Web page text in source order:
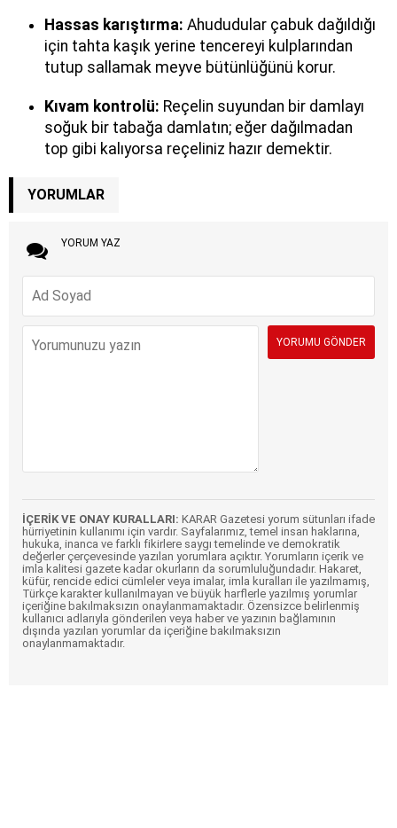
Hassas karıştırma: Ahududular çabuk dağıldığı
için tahta kaşık yerine tencereyi kulplarından
tutup sallamak meyve bütünlüğünü korur.
Kıvam kontrolü: Reçelin suyundan bir damlayı
soğuk bir tabağa damlatın; eğer dağılmadan
top gibi kalıyorsa reçeliniz hazır demektir.
YORUMLAR
YORUM YAZ
İÇERİK VE ONAY KURALLARI: KARAR Gazetesi yorum sütunları ifade
hürriyetinin kullanımı için vardır. Sayfalarımız, temel insan haklarına,
hukuka, inanca ve farklı fikirlere saygı temelinde ve demokratik
değerler çerçevesinde yazılan yorumlara açıktır. Yorumların içerik ve
imla kalitesi gazete kadar okurların da sorumluluğundadır. Hakaret,
küfür, rencide edici cümleler veya imalar, imla kuralları ile yazılmamış,
Türkçe karakter kullanılmayan ve büyük harflerle yazılmış yorumlar
içeriğine bakılmaksızın onaylanmamaktadır. Özensizce belirlenmiş
kullanıcı adlarıyla gönderilen veya haber ve yazının bağlamının
dışında yazılan yorumlar da içeriğine bakılmaksızın
onaylanmamaktadır.